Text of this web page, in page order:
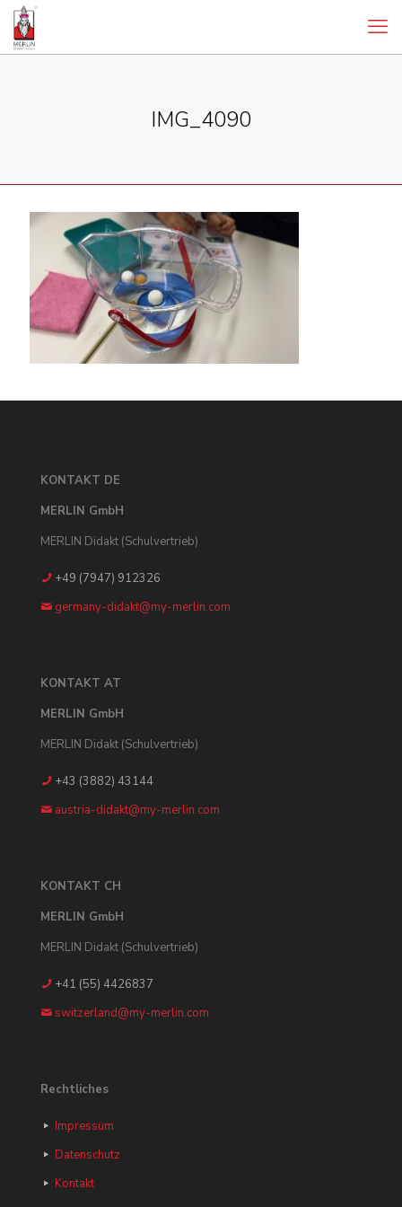
IMG_4090
KONTAKT DE
MERLIN GmbH
MERLIN Didakt (Schulvertrieb)
+49 (7947) 912326
germany-didakt@my-merlin.com
KONTAKT AT
MERLIN GmbH
MERLIN Didakt (Schulvertrieb)
+43 (3882) 43144
austria-didakt@my-merlin.com
KONTAKT CH
MERLIN GmbH
MERLIN Didakt (Schulvertrieb)
+41 (55) 4426837
switzerland@my-merlin.com
Rechtliches
Impressum
Datenschutz
Kontakt